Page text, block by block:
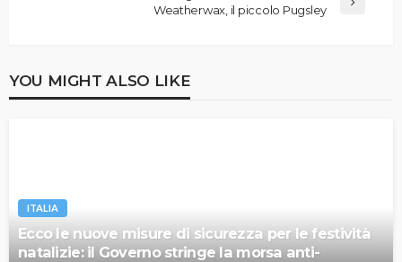
Weatherwax, il piccolo Pugsley
YOU MIGHT ALSO LIKE
ITALIA
Ecco le nuove misure di sicurezza per le festività
natalizie: il Governo stringe la morsa anti-